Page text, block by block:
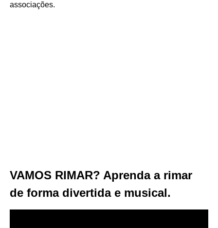
associações.
VAMOS RIMAR? Aprenda a rimar
de forma divertida e musical.